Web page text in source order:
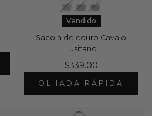
Vendido
Sacola de couro Cavalo
Lusitano
$339.00
OLHADA RÁPIDA